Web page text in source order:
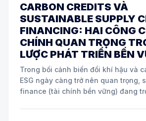
CARBON CREDITS VÀ
SUSTAINABLE SUPPLY
FINANCING: HAI CÔNG
CHÍNH QUAN TRỌNG
LƯỢC PHÁT TRIỂN BỀN
Trong bối cảnh biến đổi khí hậu và
ESG ngày càng trở nên quan trọng,
finance (tài chính bền vững) đang